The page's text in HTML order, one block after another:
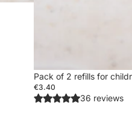
Pack of 2 refills for
€3.40
36 reviews